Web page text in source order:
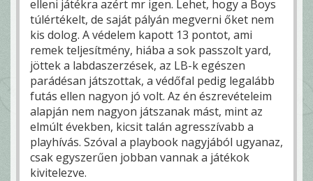
elleni játékra azért mr igen. Lehet, hogy a Boys
túlértékelt, de saját pályán megverni őket nem
kis dolog. A védelem kapott 13 pontot, ami
remek teljesítmény, hiába a sok passzolt yard,
jöttek a labdaszerzések, az LB-k egészen
parádésan játszottak, a védőfal pedig legalább
futás ellen nagyon jó volt. Az én észrevételeim
alapján nem nagyon játszanak mást, mint az
elmúlt években, kicsit talán agresszívabb a
playhívás. Szóval a playbook nagyjából ugyanaz,
csak egyszerűen jobban vannak a játékok
kivitelezve.